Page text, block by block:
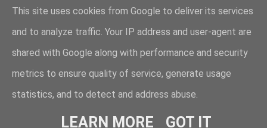
Con la tecnología de Blogger
CEIP Nuestra Señora de la Antigua | Camino Viejo de Monteagudo, 18 30160 Montegudo
This site uses cookies from Google to deliver its services
and to analyze traffic. Your IP address and user-agent are
shared with Google along with performance and security
metrics to ensure quality of service, generate usage
statistics, and to detect and address abuse.
LEARN MORE GOT IT